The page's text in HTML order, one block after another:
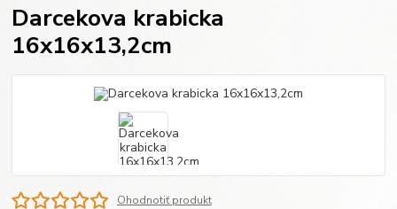
Darcekova krabicka
16x16x13,2cm
Ohodnotiť produkt